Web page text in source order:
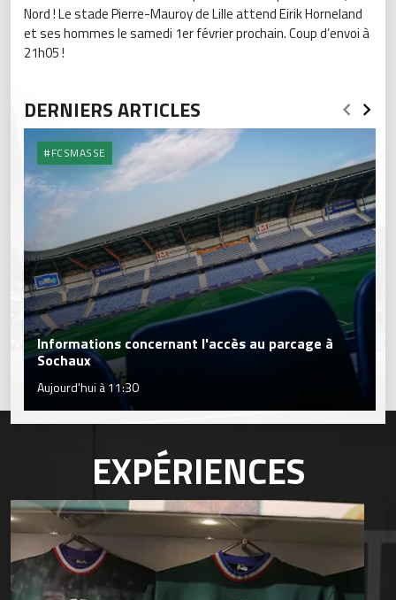
Nord ! Le stade Pierre-Mauroy de Lille attend Eirik Horneland
et ses hommes le samedi 1er février prochain. Coup d’envoi à
21h05 !
DERNIERS ARTICLES
#FCSMASSE
Informations concernant l'accès au parcage à
Sochaux
Aujourd'hui à 11:30
EXPÉRIENCES